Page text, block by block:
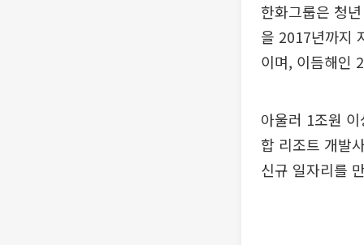
한화그룹은 청
을 2017년까지
이며, 이듬해인
아울러 1조원
합 리조트 개발
신규 일자리를